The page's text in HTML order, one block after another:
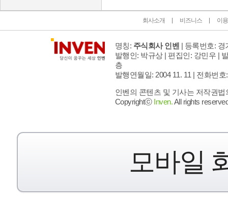
회사소개 비즈니스 이
명칭: 주식회사 인벤 | 등록번호: 경
발행인: 박규상 | 편집인: 강민우 |
층
발행연월일: 2004 11. 11 | 전화번호
인벤의 콘텐츠 및 기사는 저작권
Copyrightⓒ Inven.All rights
모바일